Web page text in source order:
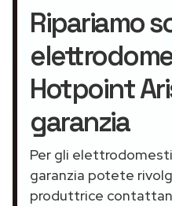
Ripariamo
Hotpoint
garanzia
Per gli
garanzia potete
produttrice